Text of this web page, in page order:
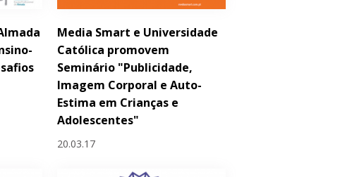
Media Smart e Universidade
Católica promovem
Seminário "Publicidade,
Imagem Corporal e Auto-
Estima em Crianças e
Adolescentes"
20.03.17